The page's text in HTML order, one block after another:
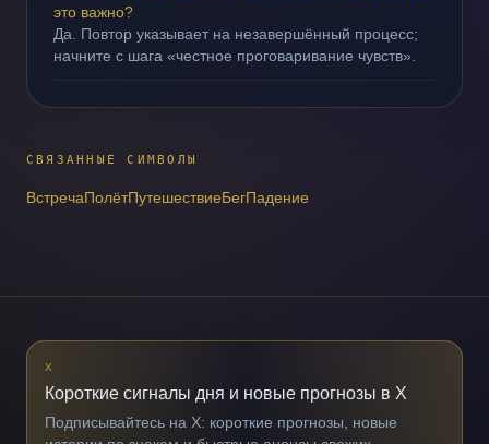
это важно?
Да. Повтор указывает на незавершённый процесс;
начните с шага «честное проговаривание чувств».
СВЯЗАННЫЕ СИМВОЛЫ
ВстречаПолётПутешествиеБегПадение
X
Короткие сигналы дня и новые прогнозы в X
Подписывайтесь на X: короткие прогнозы, новые